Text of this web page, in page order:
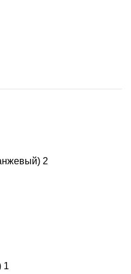
2
1